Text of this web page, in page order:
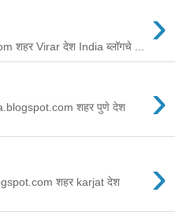
›
शहर Virar देश India ब्लॉगचे ...
›
शहर पुणे देश
›
शहर karjat देश